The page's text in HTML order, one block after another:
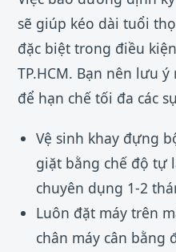
sẽ giúp kéo dài tuổi
đặc biệt trong điều
TP.HCM. Bạn nên lưu
để hạn chế tối đa các
Vệ sinh khay đựng
giặt bằng chế độ tự
chuyên dụng 1-2
Luôn đặt máy trên
chân máy cân bằng